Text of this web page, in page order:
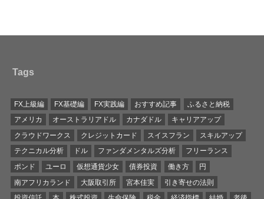
Tags
FX上級編 FX基礎編 FX実践編 おすすめ記事
ふるさと納税
アメリカ
オーストラリアドル カナダドル
キャリアアップ
クラウドワークス
クレジットカード スイスフラン
スキルアップ
テクニカル分析
ドル ファンダメンタルズ分析
フリーランス
ポンド
ユーロ 仮想通貨少女 債券投資 働き方
円
南アフリカランド
大阪取引所 宮本佳実
引き寄せの法則